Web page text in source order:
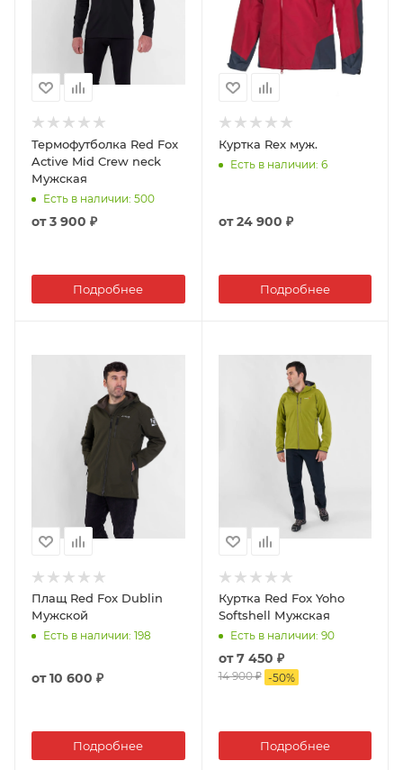
Термофутболка Red Fox
Active Mid Crew neck
Мужская
Есть в наличии: 500
от3 900 ₽
Подробнее
Куртка Rex муж.
Есть в наличии: 6
от24 900 ₽
Подробнее
Плащ Red Fox Dublin
Мужской
Есть в наличии: 198
от10 600 ₽
Подробнее
Куртка Red Fox Yoho
Softshell Мужская
Есть в наличии: 90
от7 450 ₽
14 900 ₽ -50%
Подробнее